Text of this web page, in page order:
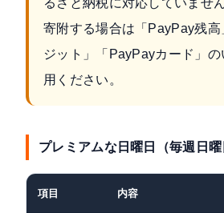
寄附する場合は「PayPay残
ジット」「PayPayカード」の
用ください。
プレミアムな日曜日（毎週日曜
項目 内容